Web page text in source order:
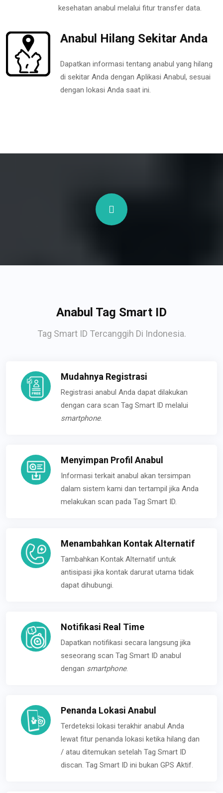
kesehatan anabul melalui fitur transfer data.
Anabul Hilang Sekitar Anda
Dapatkan informasi tentang anabul yang hilang
di sekitar Anda dengan Aplikasi Anabul, sesuai
dengan lokasi Anda saat ini.
Anabul Tag Smart ID
Tag Smart ID Tercanggih Di Indonesia.
Mudahnya Registrasi
Registrasi anabul Anda dapat dilakukan
dengan cara scan Tag Smart ID melalui
smartphone.
Menyimpan Profil Anabul
Informasi terkait anabul akan tersimpan
dalam sistem kami dan tertampil jika Anda
melakukan scan pada Tag Smart ID.
Menambahkan Kontak Alternatif
Tambahkan Kontak Alternatif untuk
antisipasi jika kontak darurat utama tidak
dapat dihubungi.
Notifikasi Real Time
Dapatkan notifikasi secara langsung jika
seseorang scan Tag Smart ID anabul
dengan smartphone.
Penanda Lokasi Anabul
Terdeteksi lokasi terakhir anabul Anda
lewat fitur penanda lokasi ketika hilang dan
/ atau ditemukan setelah Tag Smart ID
discan. Tag Smart ID ini bukan GPS Aktif.